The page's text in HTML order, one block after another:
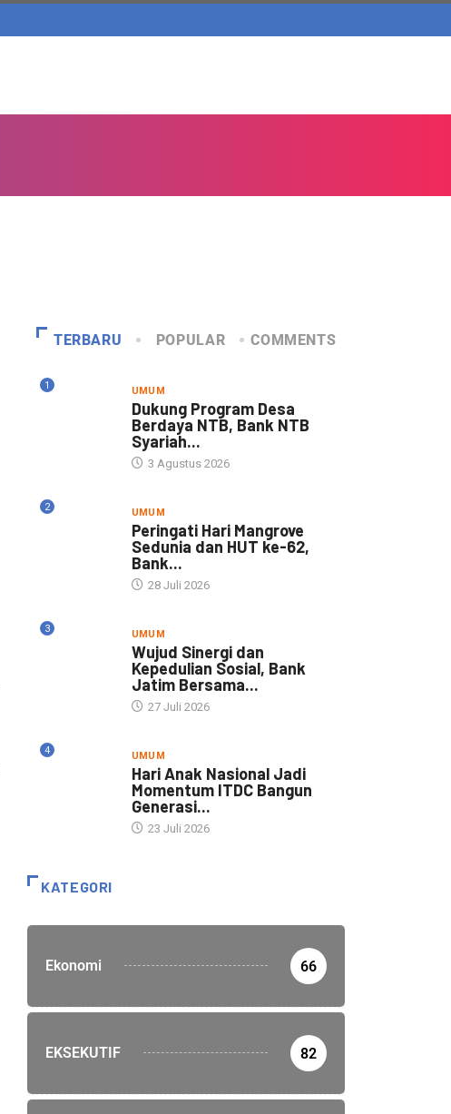
TERBARU POPULAR COMMENTS
1 UMUM
Dukung Program Desa
Berdaya NTB, Bank NTB
Syariah...
3 Agustus 2026
2 UMUM
Peringati Hari Mangrove
Sedunia dan HUT ke-62,
Bank...
28 Juli 2026
3 UMUM
Wujud Sinergi dan
Kepedulian Sosial, Bank
Jatim Bersama...
27 Juli 2026
4 UMUM
Hari Anak Nasional Jadi
Momentum ITDC Bangun
Generasi...
23 Juli 2026
KATEGORI
Ekonomi 66
EKSEKUTIF 82